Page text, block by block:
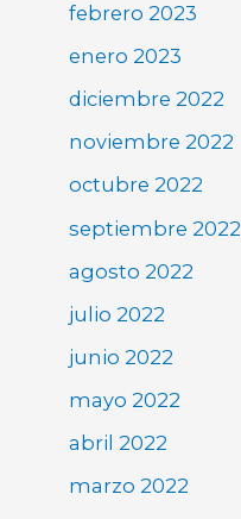
febrero 2023
enero 2023
diciembre 2022
noviembre 2022
octubre 2022
septiembre 2022
agosto 2022
julio 2022
junio 2022
mayo 2022
abril 2022
marzo 2022